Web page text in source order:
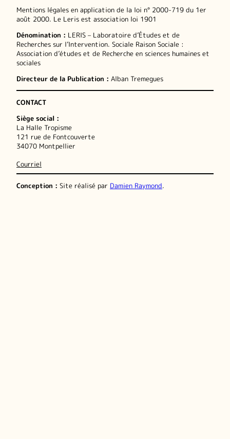
Mentions légales en application de la loi n° 2000-719 du 1er
août 2000. Le Leris est association loi 1901
Dénomination : LERIS – Laboratoire d’Études et de
Recherches sur l’Intervention. Sociale Raison Sociale :
Association d’études et de Recherche en sciences humaines et
sociales
Directeur de la Publication : Alban Tremegues
CONTACT
Siège social :
La Halle Tropisme
121 rue de Fontcouverte
34070 Montpellier
Courriel
Conception : Site réalisé par Damien Raymond.